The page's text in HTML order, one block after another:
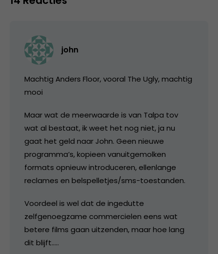
john
Machtig Anders Floor, vooral The Ugly, machtig
mooi
Maar wat de meerwaarde is van Talpa tov
wat al bestaat, ik weet het nog niet, ja nu
gaat het geld naar John. Geen nieuwe
programma’s, kopieen vanuitgemolken
formats opnieuw introduceren, ellenlange
reclames en belspelletjes/sms-toestanden.
Voordeel is wel dat de ingedutte
zelfgenoegzame commercielen eens wat
betere films gaan uitzenden, maar hoe lang
dit blijft…..